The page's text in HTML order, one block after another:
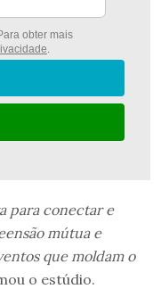
obter mais
.
para conectar e
mútua e
que moldam o
o estúdio.